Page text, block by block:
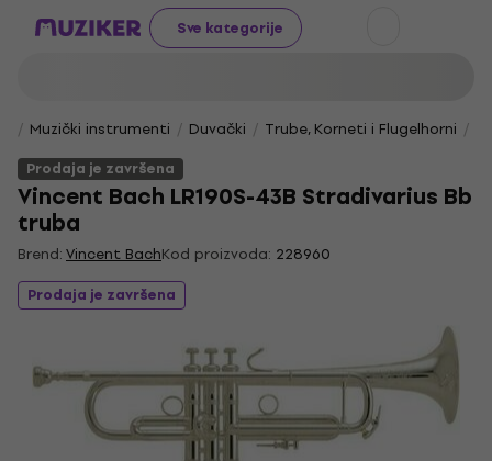
Sve kategorije
Muzički instrumenti Duvački Trube, Korneti i Flugelhorni
Prodaja je završena
Vincent Bach LR190S-43B Stradivarius Bb
truba
Brend:Vincent BachKod proizvoda: 228960
Prodaja je završena